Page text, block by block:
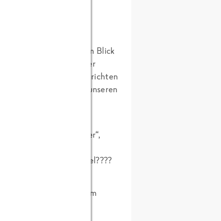
mit verstärktem Blick
mit Vorzug regionaler
in seinen Fertiggerichten
Erträge bringt und unseren
liebe „FRoSTAner“,
IIIIhgitt, Brennessel????
die Brennessel mit ihrem